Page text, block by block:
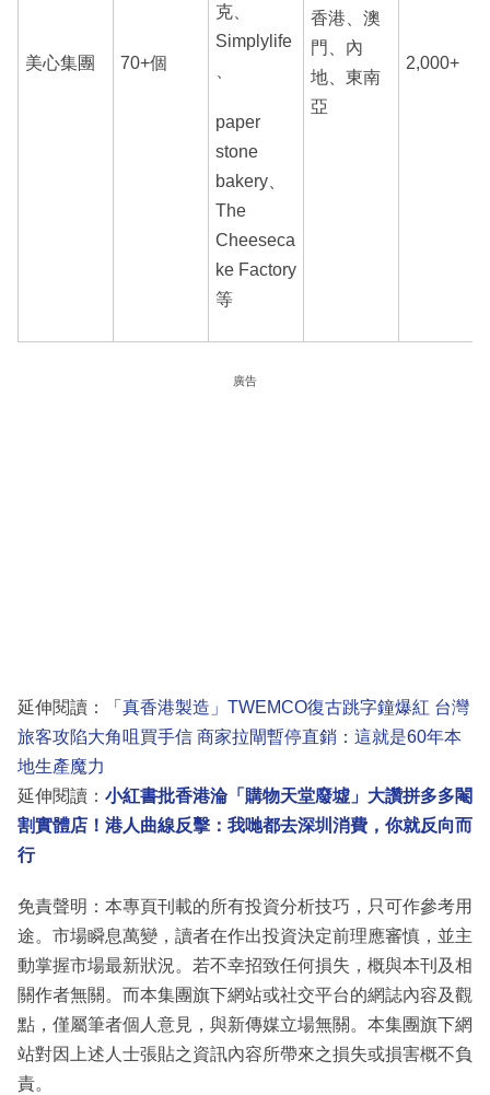
美心集團 70+個
克、
Simplylife
paper
stone
bakery、
The
Cheeseca
ke Factory
等
香港、澳
門、內
地、東南
亞
2,000+
廣告
延伸閱讀：
「真香港製造」TWEMCO復古跳字鐘爆紅 台灣
旅客攻陷大角咀買手信 商家拉閘暫停直銷：這就是60年本
地生產魔力
延伸閱讀： 小紅書批香港淪「購物天堂廢墟」大讚拼多多閹
割實體店！港人曲線反擊：我哋都去深圳消費，你就反向而
行
免責聲明：本專頁刊載的所有投資分析技巧，只可作參考用
途。市場瞬息萬變，讀者在作出投資決定前理應審慎，並主
動掌握市場最新狀況。若不幸招致任何損失，概與本刊及相
關作者無關。而本集團旗下網站或社交平台的網誌內容及觀
點，僅屬筆者個人意見，與新傳媒立場無關。本集團旗下網
站對因上述人士張貼之資訊內容所帶來之損失或損害概不負
責。